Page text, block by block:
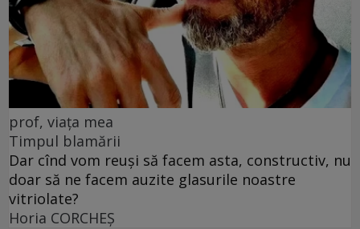
prof, viața mea
Timpul blamării
Dar cînd vom reuși să facem asta, constructiv, nu
doar să ne facem auzite glasurile noastre
vitriolate?
Horia CORCHEŞ